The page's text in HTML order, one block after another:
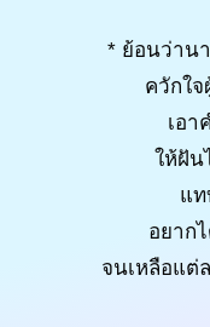
* ย้อนว่าน
ควักใ
เอา
ให้ฝัน
แท
อยาก
จนเหลือแต่